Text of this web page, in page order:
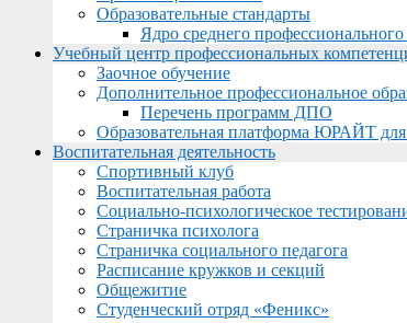
Образовательные стандарты
Ядро среднего
Учебный центр профессиональных
Заочное обучение
Дополнительное профессиональное
Перечень программ ДПО
Образовательная платформа ЮРАЙТ для
Воспитательная деятельность
Спортивный клуб
Воспитательная работа
Социально-психологическое
Страничка психолога
Страничка социального педагога
Расписание кружков и секций
Общежитие
Студенческий отряд «Феникс»